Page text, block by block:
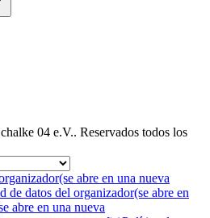
04 e.V.. Reservados todos los
(se abre en una nueva
de datos del organizador(se abre en
abre en una nueva